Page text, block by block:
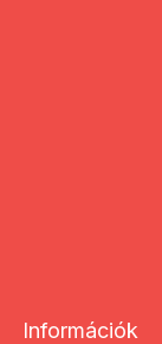
Információk